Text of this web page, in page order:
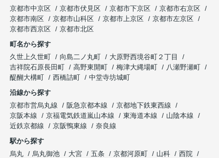
京都市中京区
京都市伏見区 京都市下京区
京都市右京区
京都市南区
京都市山科区 京都市上京区
京都市左京区
京都市西京区
京都市北区
町名から探す
久世上久世町
向島二ノ丸町
大原野西境谷町２丁目
吉祥院石原長田町
高野東開町 梅津大縄場町
八瀬野瀬町
醍醐大構町
西橋詰町
中堂寺坊城町
沿線から探す
京都市営烏丸線
阪急京都本線
京都地下鉄東西線
京阪本線
京福電気鉄道嵐山本線 東海道本線
山陰本線
近鉄京都線
京阪鴨東線
奈良線
駅から探す
烏丸
烏丸御池 大宮 五条 京都河原町 山科
西院